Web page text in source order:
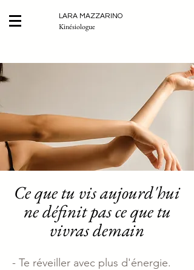
LARA MAZZARINO
Kinésiologue
Ce que tu vis aujourd'hui
ne définit pas ce que tu
vivras demain
​- Te réveiller avec plus d'énergie.